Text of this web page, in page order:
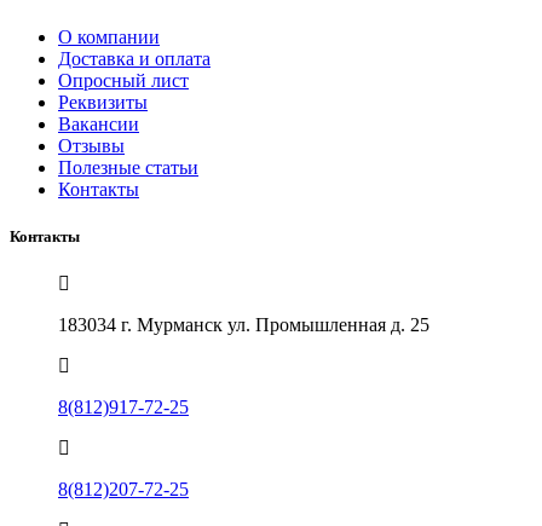
О компании
Доставка и оплата
Опросный лист
Реквизиты
Вакансии
Отзывы
Полезные статьи
Контакты
Контакты
183034 г. Мурманск ул. Промышленная д. 25
8(812)917-72-25
8(812)207-72-25